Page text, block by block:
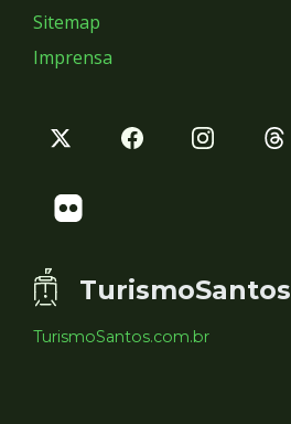
Sitemap
Imprensa
TurismoSantos
TurismoSantos.com.br